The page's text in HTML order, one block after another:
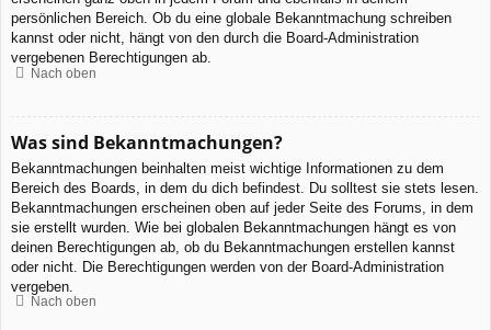
persönlichen Bereich. Ob du eine globale Bekanntmachung schreiben
kannst oder nicht, hängt von den durch die Board-Administration
vergebenen Berechtigungen ab.
Nach oben
Was sind Bekanntmachungen?
Bekanntmachungen beinhalten meist wichtige Informationen zu dem
Bereich des Boards, in dem du dich befindest. Du solltest sie stets lesen.
Bekanntmachungen erscheinen oben auf jeder Seite des Forums, in dem
sie erstellt wurden. Wie bei globalen Bekanntmachungen hängt es von
deinen Berechtigungen ab, ob du Bekanntmachungen erstellen kannst
oder nicht. Die Berechtigungen werden von der Board-Administration
vergeben.
Nach oben